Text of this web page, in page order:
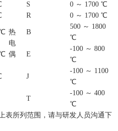
热
电
偶
S
0 ～ 1700 ℃
R 0 ～ 1700 ℃
℃ B
500 ～ 1800
℃
℃ E
-100 ～ 800
℃
J
-100 ～ 1100
℃
T
-100 ～ 400
℃
表所列范围，请与研发人员沟通下